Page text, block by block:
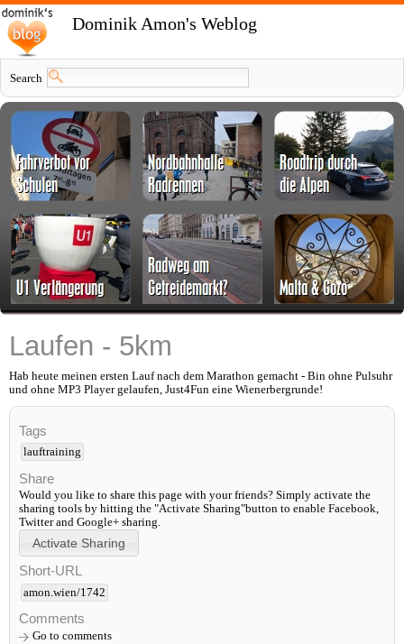
Dominik Amon's Weblog
Search
Laufen - 5km
Hab heute meinen ersten Lauf nach dem Marathon gemacht - Bin ohne Pulsuhr
und ohne MP3 Player gelaufen, Just4Fun eine Wienerbergrunde!
Tags
lauftraining
Share
Would you like to share this page with your friends? Simply activate the
sharing tools by hitting the "Activate Sharing"button to enable Facebook,
Twitter and Google+ sharing.
Short-URL
amon.wien/1742
Comments
Go to comments